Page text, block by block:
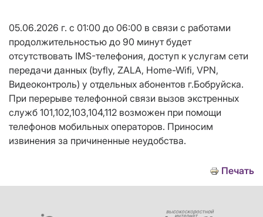
05.06.2026 г. с 01:00 до 06:00 в связи с работами
продолжительностью до 90 минут будет
отсутствовать IMS-телефония, доступ к услугам сети
передачи данных (byfly, ZALA, Home-Wifi, VPN,
Видеоконтроль) у отдельных абонентов г.Бобруйска.
При перерыве телефонной связи вызов экстренных
служб 101,102,103,104,112 возможен при помощи
телефонов мобильных операторов. Приносим
извинения за причиненные неудобства.
Печать